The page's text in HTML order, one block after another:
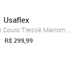
Usaflex
Sandália Em Couro Tressê Marrom Com Deta...
R$ 299,99